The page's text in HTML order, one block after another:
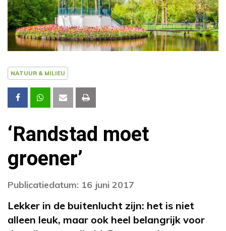
NATUUR & MILIEU
‘Randstad moet
groener’
Publicatiedatum: 16 juni 2017
Lekker in de buitenlucht zijn: het is niet
alleen leuk, maar ook heel belangrijk voor